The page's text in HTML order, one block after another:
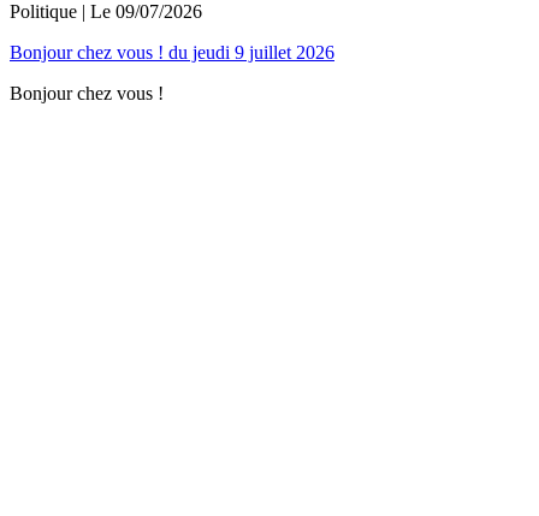
Politique | Le 09/07/2026
Bonjour chez vous ! du jeudi 9 juillet 2026
Bonjour chez vous !